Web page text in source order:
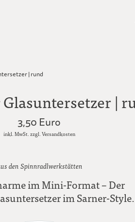
| rund
|
3,50 Euro
inkl. MwSt. zzgl. Versandkosten
den Spinnradlwerkstätten
im Mini-Format – Der
im Sarner-Style.